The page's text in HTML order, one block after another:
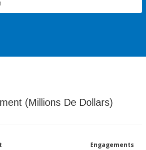
(Millions De Dollars)
Engagements